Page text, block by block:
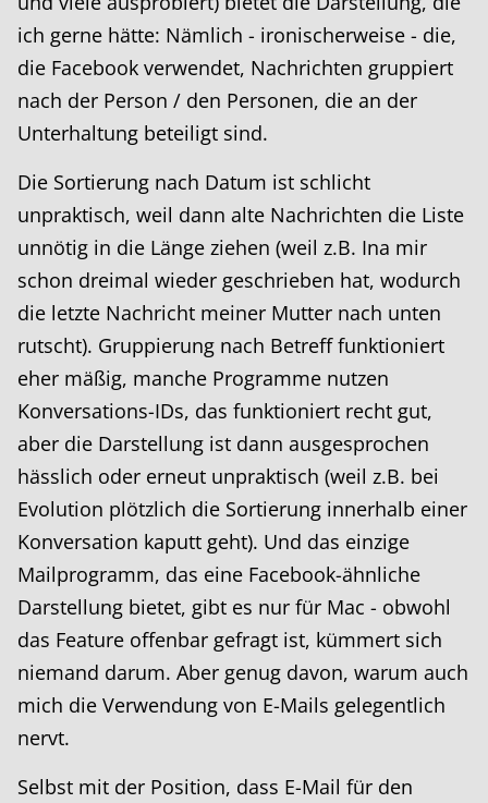
ich gerne hätte: Nämlich - ironischerweise - die,
die Facebook verwendet, Nachrichten gruppiert
nach der Person / den Personen, die an der
Unterhaltung beteiligt sind.
Die Sortierung nach Datum ist schlicht
unpraktisch, weil dann alte Nachrichten die Liste
unnötig in die Länge ziehen (weil z.B. Ina mir
schon dreimal wieder geschrieben hat, wodurch
die letzte Nachricht meiner Mutter nach unten
rutscht). Gruppierung nach Betreff funktioniert
eher mäßig, manche Programme nutzen
Konversations-IDs, das funktioniert recht gut,
aber die Darstellung ist dann ausgesprochen
hässlich oder erneut unpraktisch (weil z.B. bei
Evolution plötzlich die Sortierung innerhalb einer
Konversation kaputt geht). Und das einzige
Mailprogramm, das eine Facebook-ähnliche
Darstellung bietet, gibt es nur für Mac - obwohl
das Feature offenbar gefragt ist, kümmert sich
niemand darum. Aber genug davon, warum auch
mich die Verwendung von E-Mails gelegentlich
nervt.
Selbst mit der Position, dass E-Mail für den